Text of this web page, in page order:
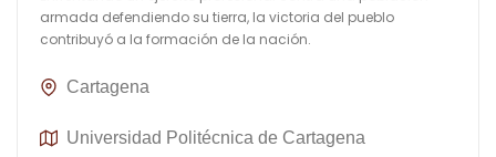
armada defendiendo su tierra, la victoria del pueblo
contribuyó a la formación de la nación.
Cartagena
Universidad Politécnica de Cartagena